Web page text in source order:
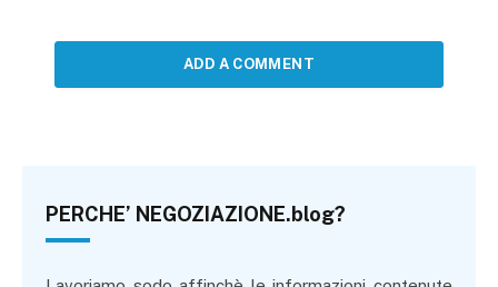
ADD A COMMENT
PERCHE’ NEGOZIAZIONE.blog?